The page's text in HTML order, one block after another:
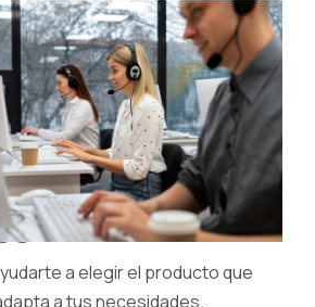
a elegir el producto que
a tus necesidades.